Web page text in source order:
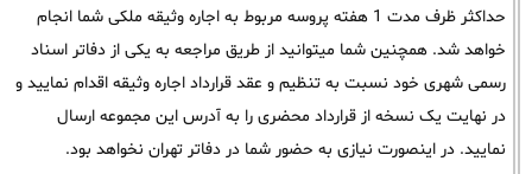
حداکثر ظرف مدت 1 هفته پروسه مربوط به اجاره وثیقه ملکی شما انجام
خواهد شد. همچنین شما میتوانید از طریق مراجعه به یکی از دفاتر اسناد
رسمی شهری خود نسبت به تنظیم و عقد قرارداد اجاره وثیقه اقدام نمایید و
در نهایت یک نسخه از قرارداد محضری را به آدرس این مجموعه ارسال
نمایید. در اینصورت نیازی به حضور شما در دفاتر تهران نخواهد بود.